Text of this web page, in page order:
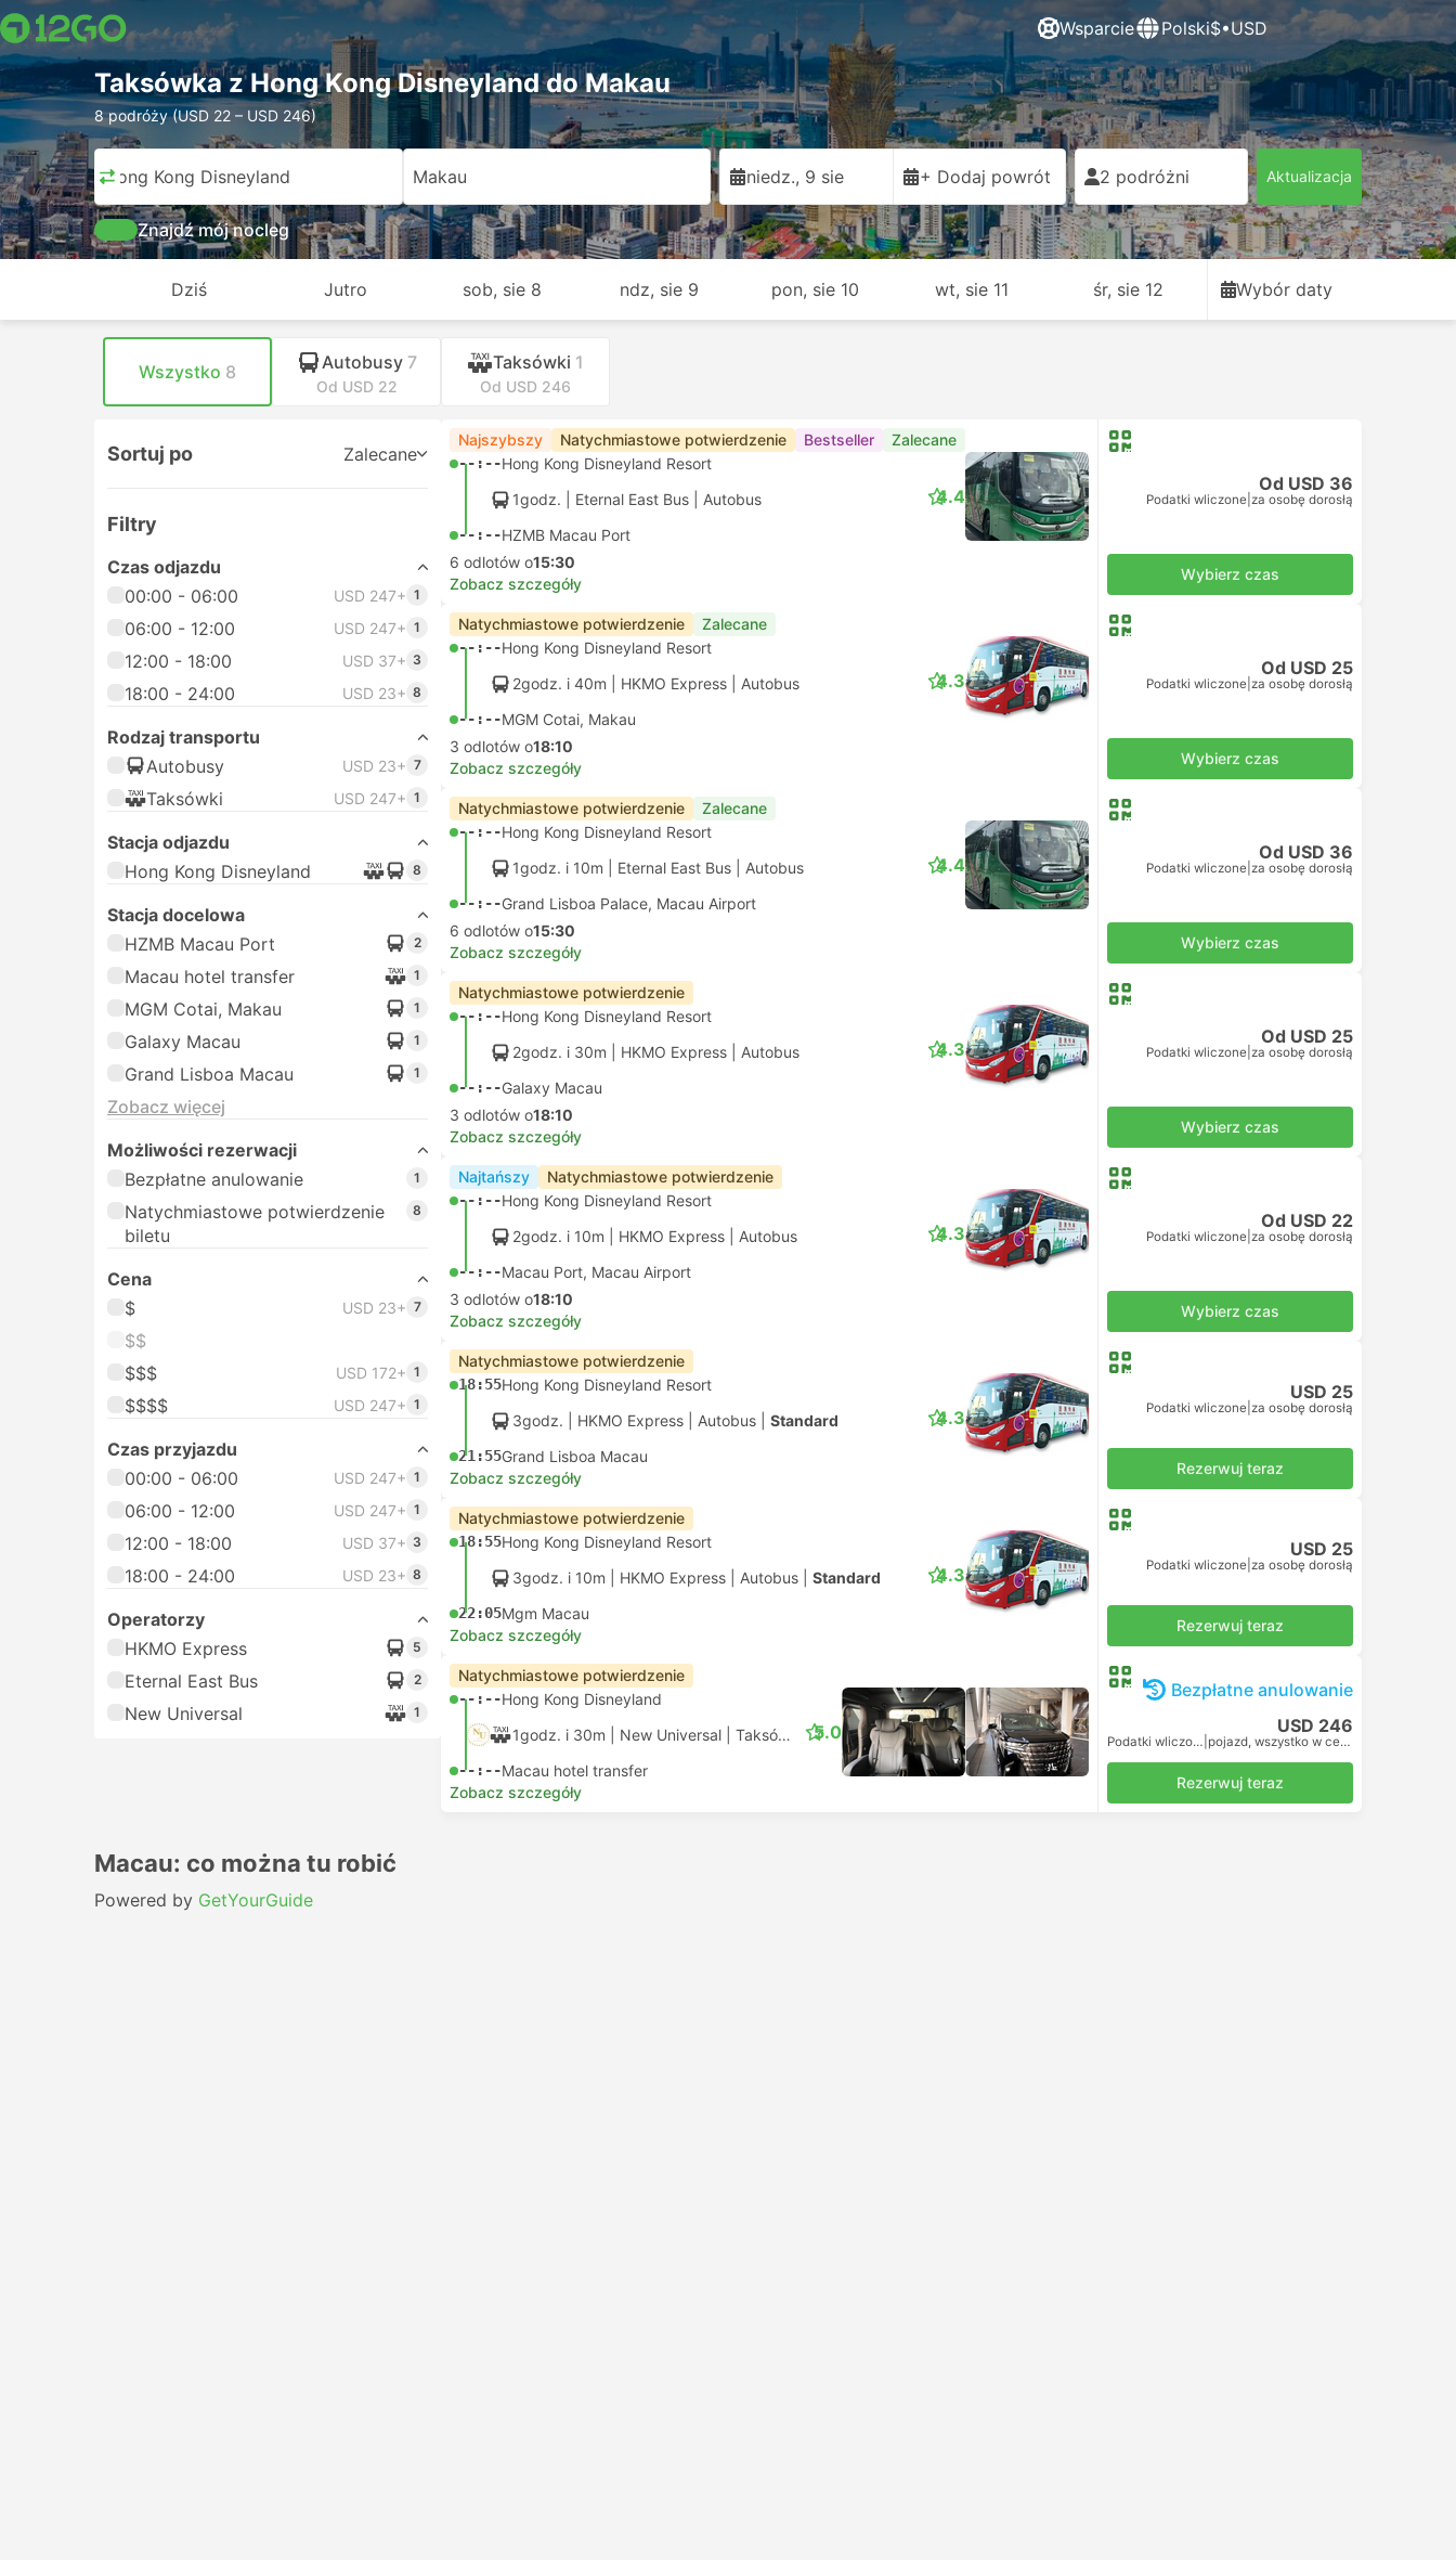
Wsparcie Polski$•USD
Taksówka z Hong Kong Disneyland do Makau
8 podróży (USD 22 – USD 246)
Hong Kong Disneyland Makau niedz., 9 sie + Dodaj powrót 2 podróżni Aktualizacja
Znajdź mój nocleg
Dziś Jutro sob, sie 8 ndz, sie 9 pon, sie 10 wt, sie 11 śr, sie 12 Wybór daty
Wszystko 8 Autobusy 7
Od USD 22
Taksówki 1
Od USD 246
Sortuj po Zalecane
Filtry
Czas odjazdu
00:00 - 06:00
USD 247+ 1
06:00 - 12:00 USD 247+ 1
12:00 - 18:00 USD 37+ 3
18:00 - 24:00 USD 23+ 8
Rodzaj transportu
Autobusy
USD 23+ 7
Taksówki USD 247+ 1
Stacja odjazdu
Hong Kong Disneyland
8
Stacja docelowa
HZMB Macau Port
2
Macau hotel transfer 1
MGM Cotai, Makau 1
Galaxy Macau 1
Grand Lisboa Macau 1
Zobacz więcej
Możliwości rezerwacji
Bezpłatne anulowanie
1
Natychmiastowe potwierdzenie
biletu
8
Cena
$
USD 23+ 7
$$
$$$
USD 172+ 1
$$$$ USD 247+ 1
Czas przyjazdu
00:00 - 06:00
USD 247+ 1
06:00 - 12:00 USD 247+ 1
12:00 - 18:00 USD 37+ 3
18:00 - 24:00 USD 23+ 8
Operatorzy
HKMO Express
5
Eternal East Bus 2
New Universal 1
Najszybszy Natychmiastowe potwierdzenie Bestseller Zalecane
--:--Hong Kong Disneyland Resort
1godz. | Eternal East Bus Autobus
--:--HZMB Macau Port
4.4
6 odlotów o15:30
Zobacz szczegóły
Od USD 36
Podatki wliczone za osobę dorosłą
Wybierz czas
Natychmiastowe potwierdzenie Zalecane
--:--Hong Kong Disneyland Resort
2godz. i 40m | HKMO Express Autobus
--:--MGM Cotai, Makau
4.3
3 odlotów o18:10
Zobacz szczegóły
Od USD 25
Podatki wliczone za osobę dorosłą
Wybierz czas
Natychmiastowe potwierdzenie Zalecane
--:--Hong Kong Disneyland Resort
1godz. i 10m | Eternal East Bus Autobus
--:--Grand Lisboa Palace, Macau Airport
4.4
6 odlotów o15:30
Zobacz szczegóły
Od USD 36
Podatki wliczone za osobę dorosłą
Wybierz czas
Natychmiastowe potwierdzenie
--:--Hong Kong Disneyland Resort
2godz. i 30m | HKMO Express Autobus
--:--Galaxy Macau
4.3
3 odlotów o18:10
Zobacz szczegóły
Od USD 25
Podatki wliczone za osobę dorosłą
Wybierz czas
Najtańszy Natychmiastowe potwierdzenie
--:--Hong Kong Disneyland Resort
2godz. i 10m | HKMO Express Autobus
--:--Macau Port, Macau Airport
4.3
3 odlotów o18:10
Zobacz szczegóły
Od USD 22
Podatki wliczone za osobę dorosłą
Wybierz czas
Natychmiastowe potwierdzenie
18:55Hong Kong Disneyland Resort
3godz. | HKMO Express Autobus Standard
21:55Grand Lisboa Macau
4.3
Zobacz szczegóły
USD 25
Podatki wliczone za osobę dorosłą
Rezerwuj teraz
Natychmiastowe potwierdzenie
18:55Hong Kong Disneyland Resort
3godz. i 10m | HKMO Express Autobus Standard
22:05Mgm Macau
4.3
Zobacz szczegóły
USD 25
Podatki wliczone za osobę dorosłą
Rezerwuj teraz
Natychmiastowe potwierdzenie
--:--Hong Kong Disneyland
1godz. i 30m | New Universal Taksówka |VIP Alphard 5pax
--:--Macau hotel transfer
5.0
Zobacz szczegóły
Bezpłatne anulowanie
USD 246
Podatki wliczone pojazd, wszystko w cenie
Rezerwuj teraz
Macau: co można tu robić
Powered by GetYourGuide